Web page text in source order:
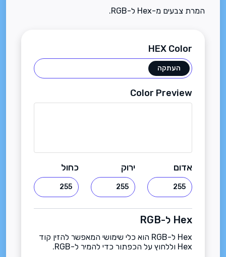
המרת צבעים מ-Hex ל-RGB.
HEX Color
העתקה
Color Preview
אדום ירוק כחול
Hex ל-RGB
Hex ל-RGB הוא כלי שימושי המאפשר להזין קוד
Hex וללחוץ על הכפתור כדי להמיר ל-RGB.